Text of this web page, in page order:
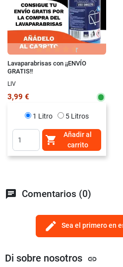
Lavaparabrisas con ¡¡ENVÍO
GRATIS!!
LIV
3,99 €
1 Litro 5 Litros

Añadir al
carrito
chat Comentarios (0)
edit Sea el primero en
Di sobre nosotros link